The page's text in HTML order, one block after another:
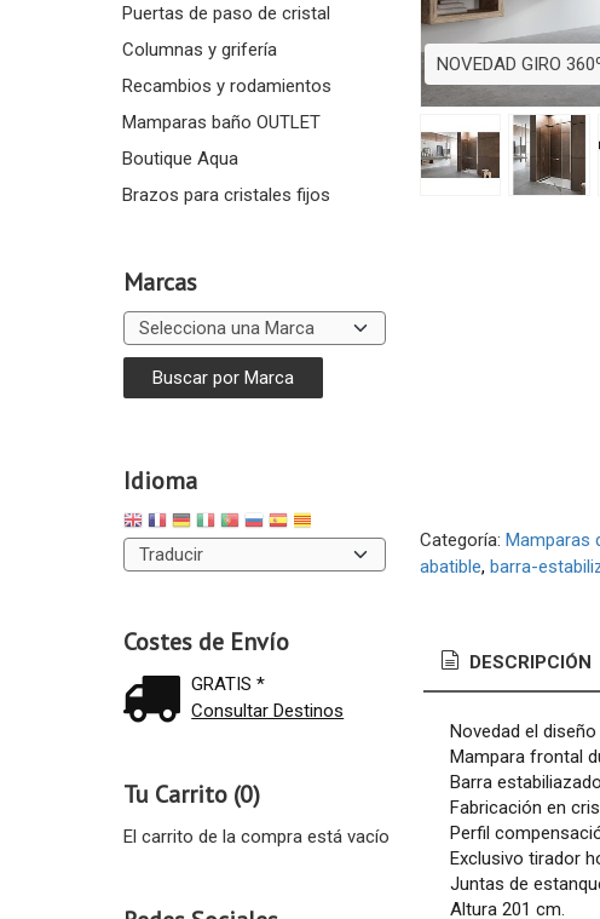
Puertas de paso de cristal
Columnas y grifería
Recambios y rodamientos
Mamparas baño OUTLET
Boutique Aqua
Brazos para cristales fijos
Marcas
Idioma
Costes de Envío
GRATIS *
Consultar Destinos
Tu Carrito (0)
El carrito de la compra está vacío
NOVEDAD GIRO
Categoría: Mamparas
abatible barra-
DESCRIPCIÓN
Novedad el
Mampara frontal
Barra
Fabricación en
Perfil
Exclusivo tirador
Juntas de
Altura 201 cm.